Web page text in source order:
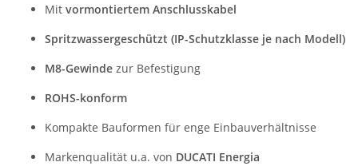
Mit vormontiertem Anschlusskabel
Spritzwassergeschützt (IP-Schutzklasse je nach Modell)
M8-Gewinde zur Befestigung
ROHS-konform
Kompakte Bauformen für enge Einbauverhältnisse
Markenqualität u.a. von DUCATI Energia